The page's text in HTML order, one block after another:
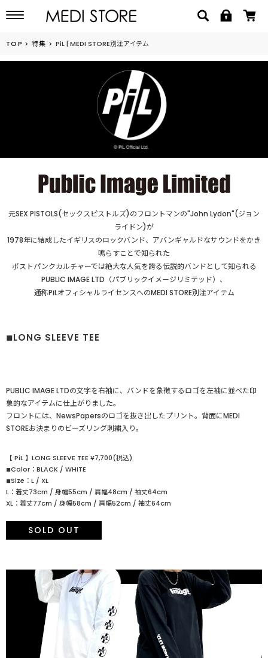
TOP 特集 PiL | MEDI STORE別注アイテム
元SEX PISTOLS(セックスピストルズ)のフロントマンの"John Lydon"(ジョン
ライドン)が
1978年に結成したイギリスのロックバンド、アバンギャルドなサウンドをかき
鳴らすことで知られた
ポストパンクカルチャーでは絶大な人気を誇る伝説的バンドとして知られる
PUBLIC IMAGE LTD（パブリックイメージリミテッド）、
通称PiLオフィシャルライセンスへのMEDI STORE別注アイテム
◾︎LONG SLEEVE TEE
PUBLIC IMAGE LTDの文字を右袖に、バンドを象徴するロゴを左袖に並べた印
象的なアイテムに仕上がりました。
フロントには、NewsPapersのロゴを抜き出したプリント。背面にMEDI
STOREお決まりのビーズリング刺繍入り。
【 PiL 】LONG SLEEVE TEE ¥7,700(税込)
◾︎Color：BLACK / WHITE
◾︎Size：L / XL
L：着丈73cm / 身幅55cm / 肩幅48cm / 袖丈64cm
XL：着丈77cm / 身幅58cm / 肩幅52cm / 袖丈64cm
SOLD OUT